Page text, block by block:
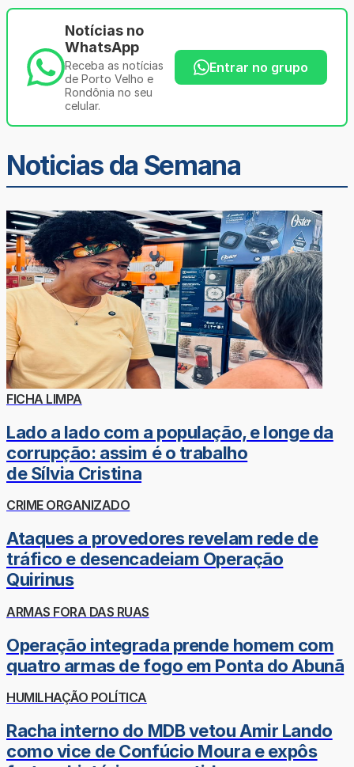
Notícias no
WhatsApp
Receba as notícias
de Porto Velho e
Rondônia no seu
celular.
Entrar no grupo
Noticias da Semana
FICHA LIMPA
Lado a lado com a população, e longe da
corrupção: assim é o trabalho
de Sílvia Cristina
CRIME ORGANIZADO
Ataques a provedores revelam rede de
tráfico e desencadeiam Operação
Quirinus
ARMAS FORA DAS RUAS
Operação integrada prende homem com
quatro armas de fogo em Ponta do Abunã
HUMILHAÇÃO POLÍTICA
Racha interno do MDB vetou Amir Lando
como vice de Confúcio Moura e expôs